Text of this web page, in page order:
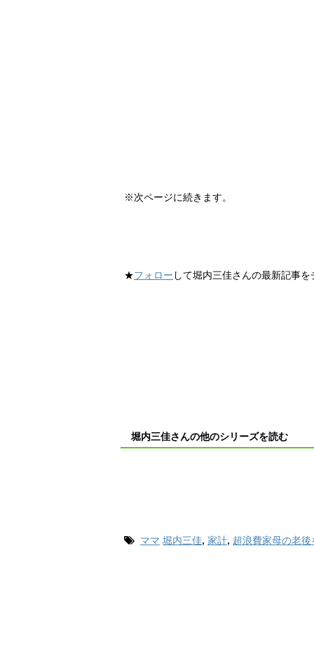
※次ページに続きます。
★フォロー して堀内三佳さんの最新記事
堀内三佳さんの他のシリーズを読む
ママ 堀内三佳, 家計, 超浪費家母の老